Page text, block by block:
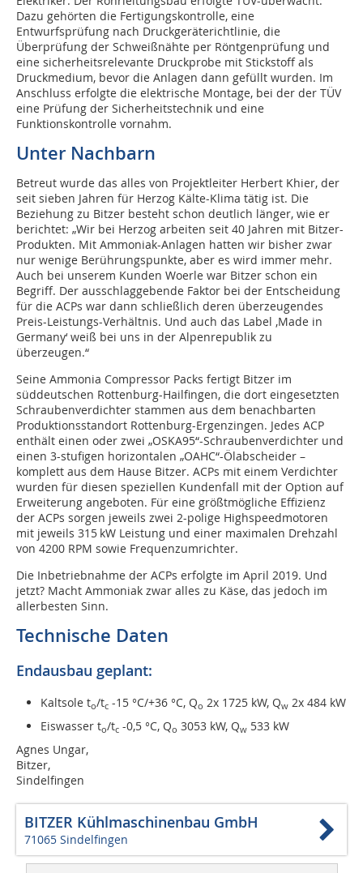
Dazu gehörten die Fertigungskontrolle, eine
Entwurfsprüfung nach Druckgeräterichtlinie, die
Überprüfung der Schweißnähte per Röntgenprüfung und
eine sicherheitsrelevante Druckprobe mit Stickstoff als
Druckmedium, bevor die Anlagen dann gefüllt wurden. Im
Anschluss erfolgte die elektrische Montage, bei der der TÜV
eine Prüfung der Sicherheitstechnik und eine
Funktionskontrolle vornahm.
Unter Nachbarn
Betreut wurde das alles von Projektleiter Herbert Khier, der
seit sieben Jahren für Herzog Kälte-Klima tätig ist. Die
Beziehung zu Bitzer besteht schon deutlich länger, wie er
berichtet: „Wir bei Herzog arbeiten seit 40 Jahren mit Bitzer-
Produkten. Mit Ammoniak-Anlagen hatten wir bisher zwar
nur wenige Berührungspunkte, aber es wird immer mehr.
Auch bei unserem Kunden Woerle war Bitzer schon ein
Begriff. Der ausschlaggebende Faktor bei der Entscheidung
für die ACPs war dann schließlich deren überzeugendes
Preis-Leistungs-Verhältnis. Und auch das Label ‚Made in
Germany‘ weiß bei uns in der Alpenrepublik zu
überzeugen.“
Seine Ammonia Compressor Packs fertigt Bitzer im
süddeutschen Rottenburg-Hail­fingen, die dort eingesetzten
Schraubenverdichter stammen aus dem benachbarten
Produktionsstandort Rottenburg-Ergenzingen. Jedes ACP
enthält einen oder zwei „OSKA95“-Schraubenverdichter und
einen 3-stufigen horizontalen „OAHC“-Ölabscheider –
komplett aus dem Hause Bitzer. ACPs mit einem Verdichter
wurden für diesen speziellen Kundenfall mit der Option auf
Erweiterung angeboten. Für eine größtmögliche Effizienz
der ACPs sorgen jeweils zwei 2-polige Highspeedmotoren
mit jeweils 315 kW Leistung und einer maximalen Drehzahl
von 4200 RPM sowie Frequenzumrichter.
Die Inbetriebnahme der ACPs erfolgte im April 2019. Und
jetzt? Macht Ammoniak zwar alles zu Käse, das jedoch im
allerbesten Sinn.
Technische Daten
Endausbau geplant:
Kaltsole to/tc -15 °C/+36 °C, Qo 2x 1725 kW, Qw 2x 484 kW
Eiswasser to/tc -0,5 °C, Qo 3053 kW, Qw 533 kW
Agnes Ungar,
Bitzer,
Sindelfingen
BITZER Kühlmaschinenbau GmbH
71065 Sindelfingen